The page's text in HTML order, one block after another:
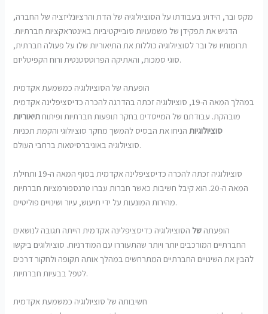
מקס ובר, הידוע בעבודתו על הסוציולוגיה של הדת והרציונליזציה של החברה,
הדגיש את תפקידן של משמעויות סובייקטיביות באינטראקציות חברתיות.
תרומותיו של ובר לסוציולוגיה כוללות את התיאוריות שלו על פעולה חברתית,
סוגי סמכות, והאתיקה הפרוטסטנטית ורוח הקפיטליזם.
הופעתה של הסוציולוגיה כמשמעת אקדמית
במהלך המאה ה-19, סוציולוגיה זכתה בהדרגה להכרה כדיסציפלינה אקדמית
מובהקת. עבודתם של המייסדים בחקר תופעות חברתיות ופיתוחתיאוריות
סוציולוגיותהניחו את הבסיס להמשך מחקר סוציולוגי והקמת תכניות
סוציולוגיה באוניברסיטאות ברחבי העולם.
סוציולוגיה זכתה להכרה כדיסציפלינה אקדמית בסוף המאה ה-19 ותחילת
המאה ה-20. הוא קיבל חשיבות כאשר חברות עברו טרנספורמציות חברתיות
מהירות המונעות על ידי תיעוש, עיור ושינויים פוליטיים.
הופעתה של הסוציולוגיה כדיסציפלינה אקדמית הייתה תגובה לנושאים
החברתיים המורכבים יותר ויותר שהתעוררו עם המודרניות. סוציולוגים ביקשו
להבין את השינויים החברתיים המתרחשים במהלך אותה תקופה ולחקור דרכים
לטפל בבעיות חברתיות.
חשיבותה של סוציולוגיה כמשמעת אקדמית